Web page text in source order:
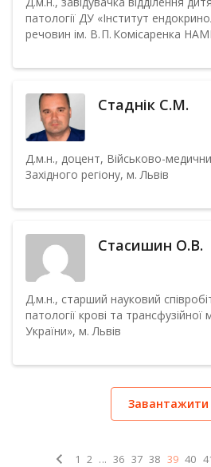
патології ДУ «Інститут
речовин ім. В. П. Комісаренка
Стаднік С.М.
Д.м.н., доцент, Військово-
Західного регіону, м. Львів
Стасишин О.В.
Д.м.н., старший науковий
патології крові та
України», м. Львів
1 2 ... 36 37 38 39 40